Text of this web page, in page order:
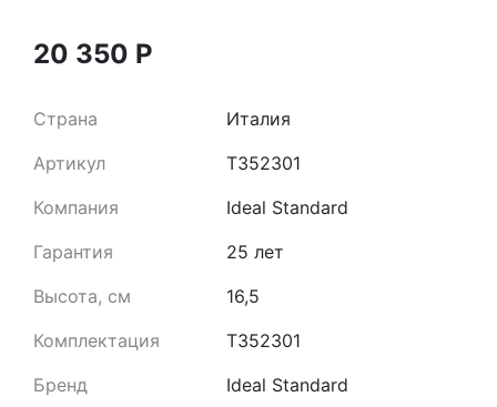
20 350 Р
Страна
Италия
Артикул
T352301
Компания
Ideal Standard
Гарантия
25 лет
Высота, см
16,5
Комплектация
T352301
Бренд
Ideal Standard